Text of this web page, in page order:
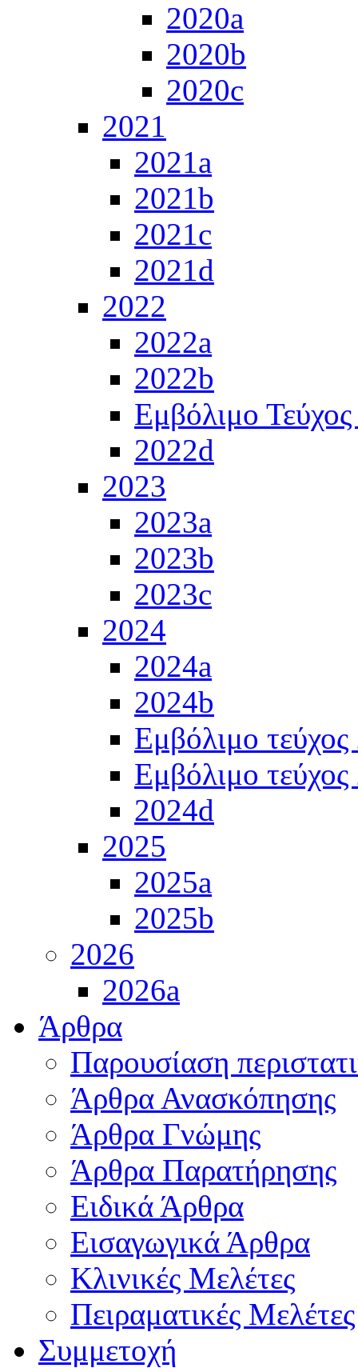
2020a
2020b
2020c
2021
2021a
2021b
2021c
2021d
2022
2022a
2022b
Εμβόλιμο
2022d
2023
2023a
2023b
2023c
2024
2024a
2024b
Εμβόλιμο
Εμβόλιμο
2024d
2025
2025a
2025b
2026
2026a
Άρθρα
Παρουσίαση
Άρθρα Ανασκόπησης
Άρθρα Γνώμης
Άρθρα Παρατήρησης
Ειδικά Άρθρα
Εισαγωγικά Άρθρα
Κλινικές Μελέτες
Πειραματικές Μελέτες
Συμμετοχή